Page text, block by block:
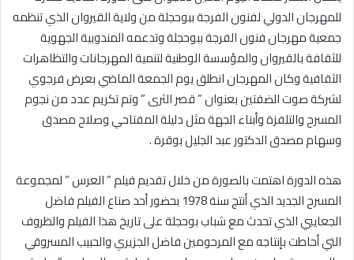
للمهرجان الدولي لفنون الفرجة ببوحجلة من ولاية القيروان الذي تنظمه
جمعية مهرجان فنون الفرجة ببوحجلة وتدعمه المندوبية الجهوية
للثقافة بالقيروان والمؤسسة الوطنية لتنمية المهرجانات والتظاهرات
الثقافية وكان المهرجان انطلق يوم الجمعة الماضي بعرض فرجوي
لشركة صوت الضفتين بعنوان ” قصر الثرى ” وتم تكريم عدد من نجوم
المسرح والتلفزة وأبناء الجهة مثل دليلة المفتاحي وصلاح مصدق
وسهام مصدق الدكتور عبد الجليل بوقرة .
هذه الدورة اهتمت بالصورة من خلال تقديم فيلم ” العرس ” لمجموعة
المسرح الجديد الذي أنتج سنة 1978 بحضور أحد صناع الفيلم فاضل
الجعايبي الذي تحدث مع شباب بوحجلة على تاريخ هذا الفيلم والظروف
التي أحاطت بإنتاجه مع المرحومين فاضل الجزيري والحبيب المسروقي